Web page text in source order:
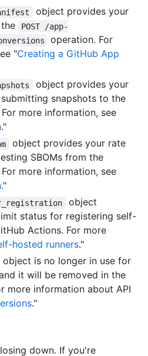
object provides your
POST /app-
operation. For
"Creating a GitHub App
object provides your
snapshots to the
more information, see
."
object provides your rate
SBOMs from the
more information, see
."
object
status for registering self-
Actions. For more
hosted runners."
object is no longer in use for
it will be removed in the
more information about API
."
down. If you're